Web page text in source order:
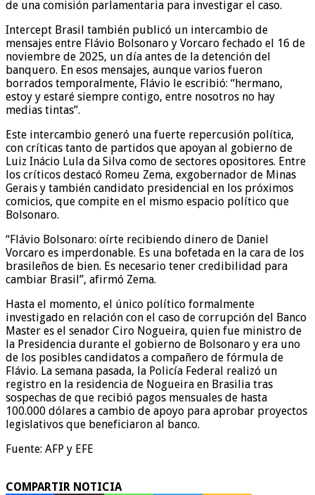
de una comisión parlamentaria para investigar el caso.
Intercept Brasil también publicó un intercambio de
mensajes entre Flávio Bolsonaro y Vorcaro fechado el 16 de
noviembre de 2025, un día antes de la detención del
banquero. En esos mensajes, aunque varios fueron
borrados temporalmente, Flávio le escribió: “hermano,
estoy y estaré siempre contigo, entre nosotros no hay
medias tintas”.
Este intercambio generó una fuerte repercusión política,
con críticas tanto de partidos que apoyan al gobierno de
Luiz Inácio Lula da Silva como de sectores opositores. Entre
los críticos destacó Romeu Zema, exgobernador de Minas
Gerais y también candidato presidencial en los próximos
comicios, que compite en el mismo espacio político que
Bolsonaro.
“Flávio Bolsonaro: oírte recibiendo dinero de Daniel
Vorcaro es imperdonable. Es una bofetada en la cara de los
brasileños de bien. Es necesario tener credibilidad para
cambiar Brasil”, afirmó Zema.
Hasta el momento, el único político formalmente
investigado en relación con el caso de corrupción del Banco
Master es el senador Ciro Nogueira, quien fue ministro de
la Presidencia durante el gobierno de Bolsonaro y era uno
de los posibles candidatos a compañero de fórmula de
Flávio. La semana pasada, la Policía Federal realizó un
registro en la residencia de Nogueira en Brasilia tras
sospechas de que recibió pagos mensuales de hasta
100.000 dólares a cambio de apoyo para aprobar proyectos
legislativos que beneficiaron al banco.
Fuente: AFP y EFE
COMPARTIR NOTICIA